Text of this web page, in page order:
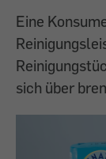
Eine
sich über